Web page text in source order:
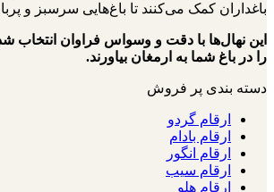
باغداران کمک می‌کنند تا باغ‌هایی سرسبز و
این نهال‌ها با دقت و وسواس فراوان انتخاب
را در باغ شما به ارمغان بیاورند.
دسته بندی پر فروش
ارقام گردو
ارقام بادام
ارقام انگور
ارقام سیب
ارقام هلو